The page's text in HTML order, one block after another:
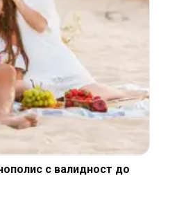
с валидност до